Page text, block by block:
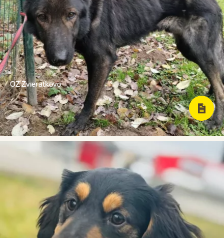
OZ Zvieratkovo